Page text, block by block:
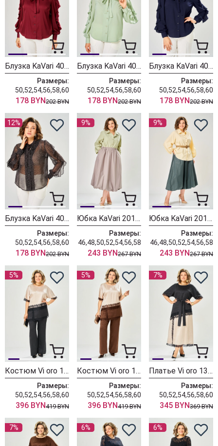
Блузка KaVari 4034-3 бордовый
Размеры:
50,52,54,56,58,60
178 BYN202 BYN
Блузка KaVari 4034-2 олива
Размеры:
50,52,54,56,58,60
178 BYN202 BYN
Блузка KaVari 4034-1 синий
Размеры:
50,52,54,56,58,60
178 BYN202 BYN
12%
Блузка KaVari 4034 черный горох
Размеры:
50,52,54,56,58,60
178 BYN202 BYN
9%
Юбка KaVari 2014-1 серо-фиолетовый
Размеры:
46,48,50,52,54,56,58
243 BYN267 BYN
9%
Юбка KaVari 2014 хаки
Размеры:
46,48,50,52,54,56,58
243 BYN267 BYN
5%
Костюм Vi oro 1305 песок + черный
Размеры:
50,52,54,56,58,60
396 BYN419 BYN
5%
Костюм Vi oro 1305 песок + шоколад
Размеры:
50,52,54,56,58,60
396 BYN419 BYN
7%
Платье Vi oro 1306 песок + черный
Размеры:
50,52,54,56,58,60
345 BYN369 BYN
7% 6% 6%